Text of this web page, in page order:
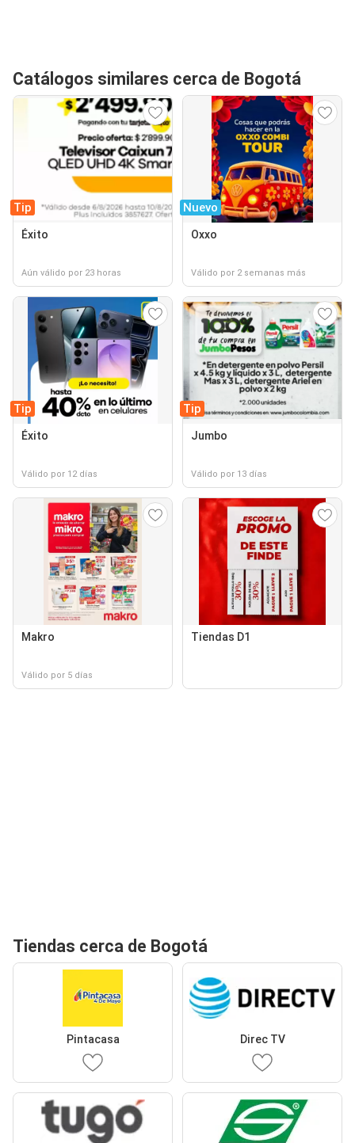
Catálogos similares cerca de Bogotá
Tip
Éxito
Aún válido por 23 horas
Nuevo
Oxxo
Válido por 2 semanas más
Tip
Éxito
Válido por 12 días
Tip
Jumbo
Válido por 13 días
Makro
Válido por 5 días
Tiendas D1
Tiendas cerca de Bogotá
Pintacasa Direc TV